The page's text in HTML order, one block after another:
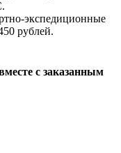
экспедиционные
рублей.
с заказанным